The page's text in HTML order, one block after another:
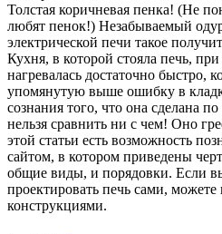
Толстая коричневая пенка! (Не
любят пенок!) Незабываемый
электрической печи такое
Кухня, в которой стояла печь,
нагревалась достаточно быстро,
упомянутую выше ошибку в
сознания того, что она сделана
нельзя сравнить ни с чем! Оно
этой статьи есть возможность
сайтом, в котором приведены
общие виды, и порядовки. Если
проектировать печь сами, можете
конструкциями.